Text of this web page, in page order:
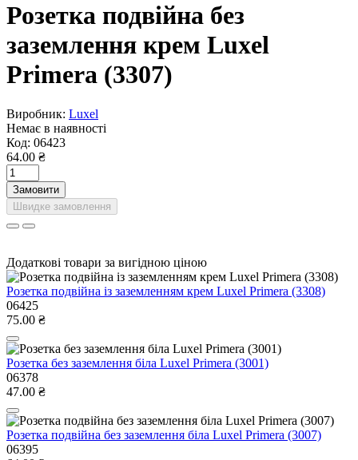
Розетка подвійна без
заземлення крем Luxel
Primera (3307)
Виробник: Luxel
Немає в наявності
Код: 06423
64.00 ₴
Замовити
Швидке замовлення
Додаткові товари за вигідною ціною
Розетка подвійна із заземленням крем Luxel Primera (3308)
06425
75.00 ₴
Розетка без заземлення біла Luxel Primera (3001)
06378
47.00 ₴
Розетка подвійна без заземлення біла Luxel Primera (3007)
06395